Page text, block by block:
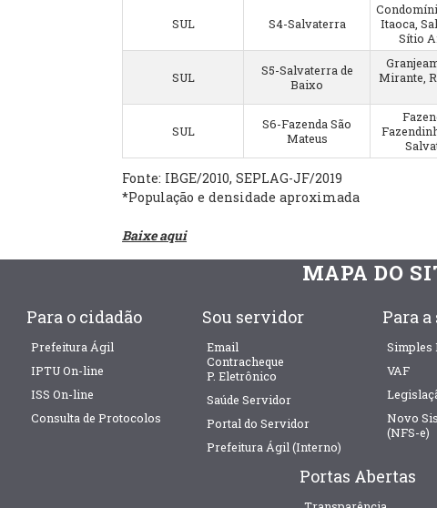
SUL S4-Salvaterra
Itaoca,
Sítio
SUL
S5-Salvaterra de
Baixo
Mirante,
SUL
S6-Fazenda São
Mateus
Fonte: IBGE/2010, SEPLAG-JF/2019
*População e densidade aproximada
Baixe aqui
MAPA DO
Para o cidadão
Prefeitura Ágil
IPTU On-line
ISS On-line
Consulta de Protocolos
Sou servidor
Email
Contracheque
P. Eletrônico
Saúde Servidor
Portal do Servidor
Prefeitura Ágil (Interno)
Para
Simples
VAF
Novo
(NFS-e)
Portas Abertas